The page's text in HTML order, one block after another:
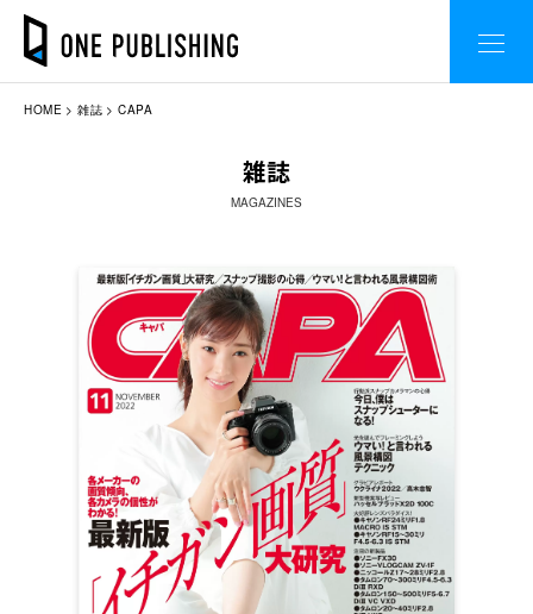
HOME 雑誌 CAPA
雑誌
MAGAZINES